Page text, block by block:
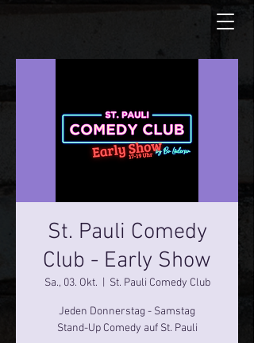
St. Pauli Comedy
Club - Early Show
Sa., 03. Okt. St. Pauli Comedy Club
Jeden Donnerstag - Samstag
Stand-Up Comedy auf St. Pauli